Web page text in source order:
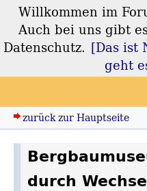
Forum
Umwelt
zurück zur Hauptseite
durch
Willkommen im
Auch bei uns gibt
Datenschutz. [Das ist
geht